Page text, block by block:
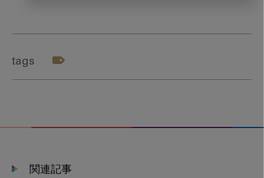
tags
関連記事